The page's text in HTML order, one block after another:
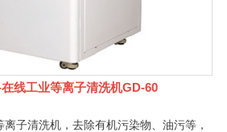
线工业等离子清洗机GD-60
子清洗机，去除有机污染物、油污等，